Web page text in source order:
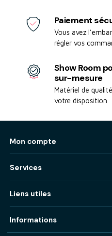
Paiement
Vous avez
régler vos
Show Room
sur-mesure
Matériel de
votre disposition
Mon compte
Services
Liens utiles
Informations